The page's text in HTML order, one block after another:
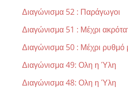
Διαγώνισμα 52 : Παράγωγοι
Διαγώνισμα 51 : Μέχρι
Διαγώνισμα 50 : Μέχρι ρυθμό
Διαγώνισμα 49: Ολη η Ύλη
Διαγώνισμα 48: Ολη η Ύλη